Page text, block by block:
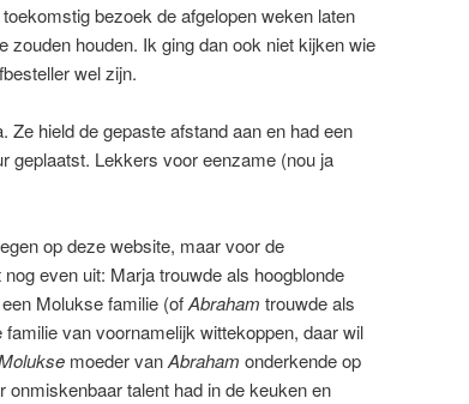
bezoek de afgelopen weken laten
zouden houden. Ik ging dan ook niet kijken wie
wel zijn.
Ze hield de gepaste afstand aan en had een
geplaatst. Lekkers voor eenzame (nou ja
op deze website, maar voor de
even uit: Marja trouwde als hoogblonde
Molukse familie (ofAbraham trouwde als
van voornamelijk wittekoppen, daar wil
moeder vanAbraham onderkende op
talent had in de keuken en